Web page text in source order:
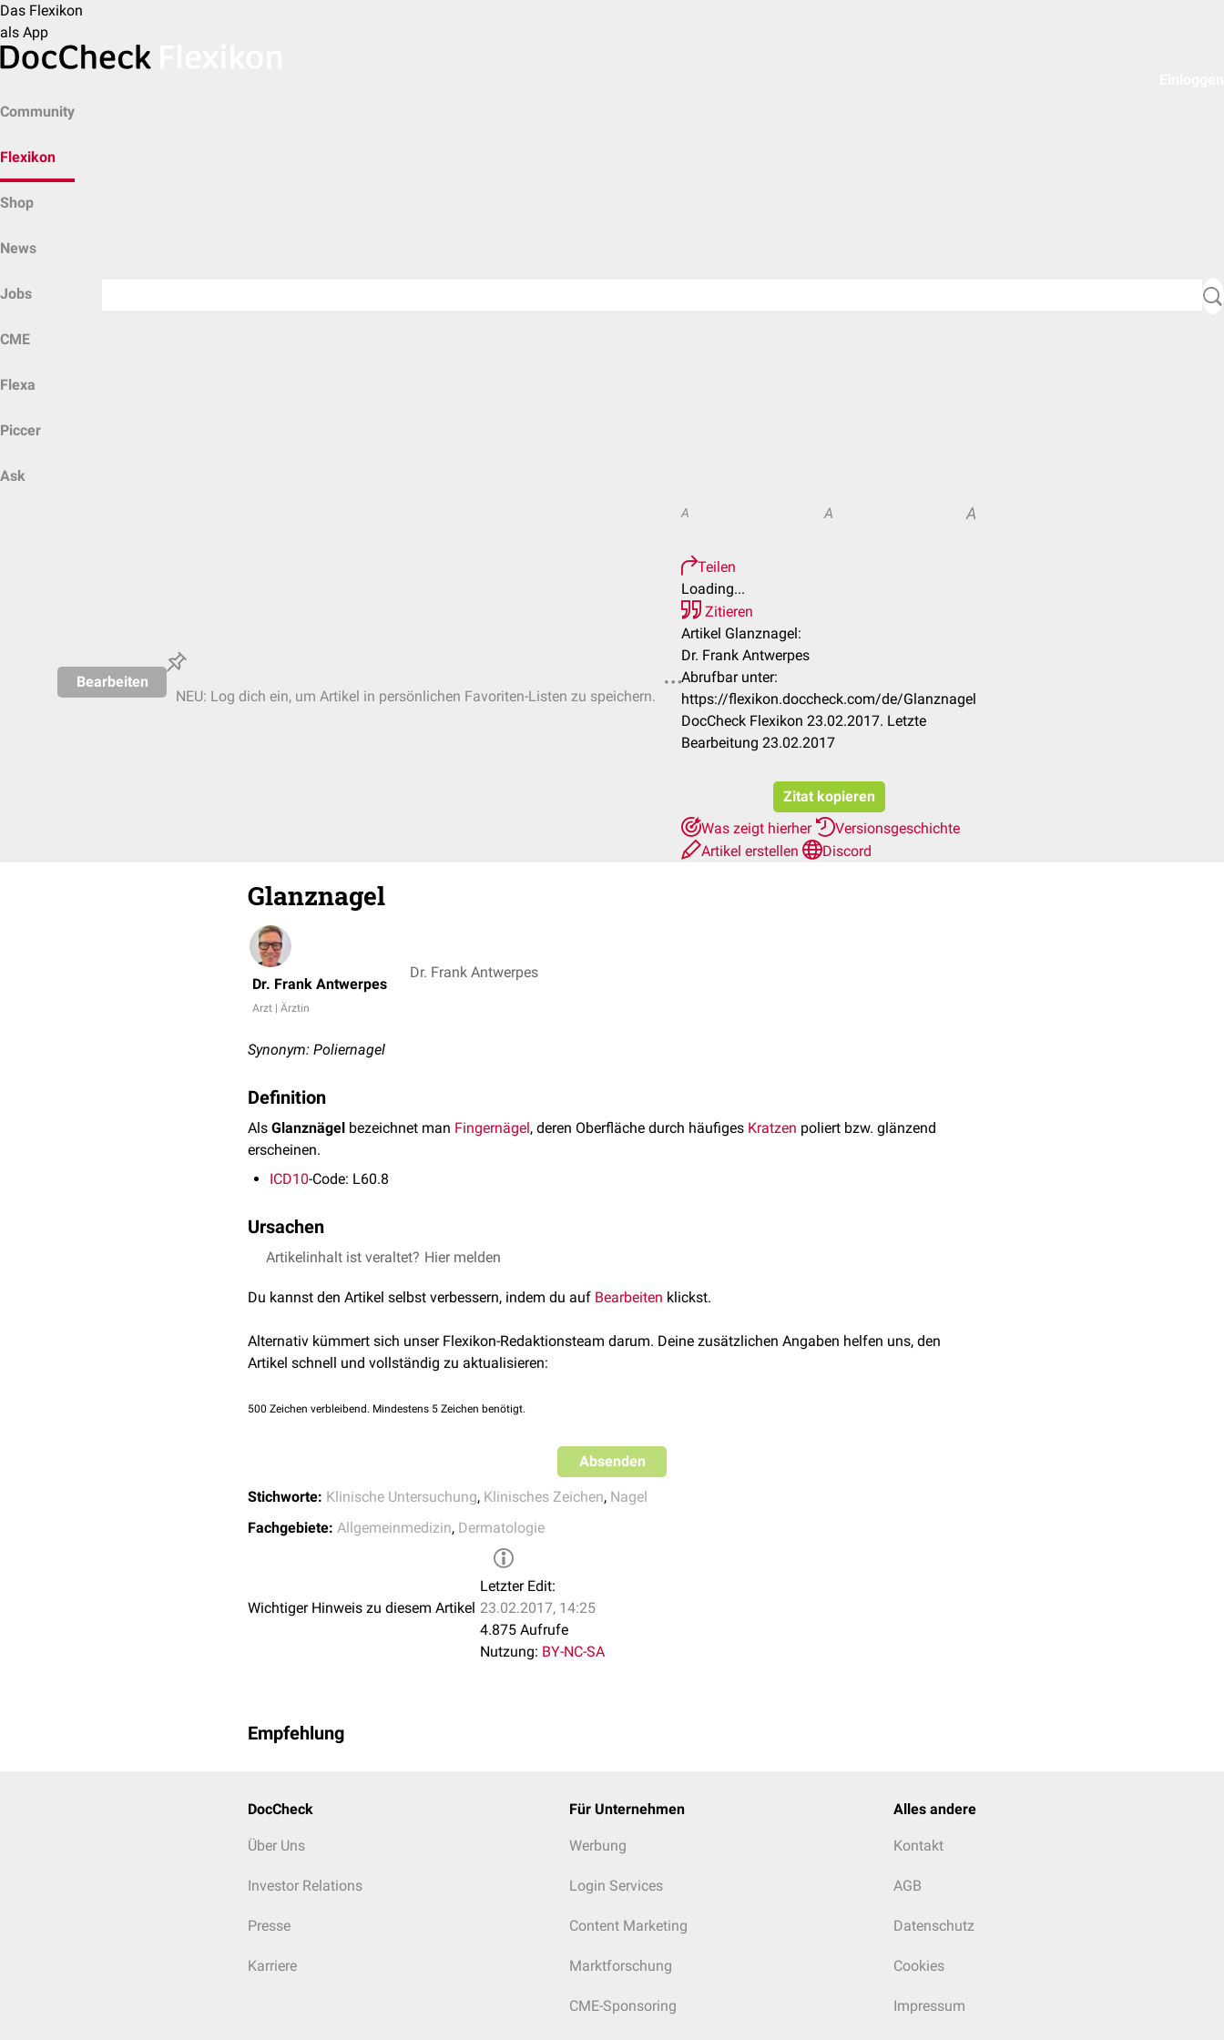
Das Flexikon
als App
Community
Flexikon
Shop
News
Jobs
CME
Flexa
Piccer
Ask
Bearbeiten
NEU: Log dich ein, um Artikel in persönlichen Favoriten-Listen zu speichern.
A A A
Teilen
Loading...
Zitieren
Artikel Glanznagel:
Dr. Frank Antwerpes
Abrufbar unter:
https://flexikon.doccheck.com/de/Glanznagel
DocCheck Flexikon 23.02.2017. Letzte
Bearbeitung 23.02.2017
Zitat kopieren
Was zeigt hierher
Versionsgeschichte
Artikel erstellen
Discord
Glanznagel
Dr. Frank Antwerpes
Arzt | Ärztin
Dr. Frank Antwerpes
Synonym: Poliernagel
Definition
Als Glanznägel bezeichnet man Fingernägel, deren Oberfläche durch häufiges Kratzen poliert bzw. glänzend
erscheinen.
ICD10-Code: L60.8
Ursachen
Glanznägel kommen bei Erkrankungen vor, die mit starkem chronischem
Skabies
primär biliärer Zirrhose
Artikelinhalt ist veraltet? Hier melden
Du kannst den Artikel selbst verbessern, indem du auf Bearbeiten klickst.
Alternativ kümmert sich unser Flexikon-Redaktionsteam darum. Deine zusätzlichen Angaben helfen uns, den
Artikel schnell und vollständig zu aktualisieren:
500 Zeichen verbleibend. Mindestens 5 Zeichen benötigt.
Absenden
Stichworte: Klinische Untersuchung, Klinisches Zeichen, Nagel
Fachgebiete: Allgemeinmedizin, Dermatologie
Wichtiger Hinweis zu diesem Artikel
Letzter Edit:
23.02.2017, 14:25
4.875 Aufrufe
Nutzung: BY-NC-SA
Empfehlung
DocCheck
Über Uns
Investor Relations
Presse
Karriere
Für Unternehmen
Werbung
Login Services
Content Marketing
Marktforschung
CME-Sponsoring
Alles andere
Kontakt
AGB
Datenschutz
Cookies
Impressum